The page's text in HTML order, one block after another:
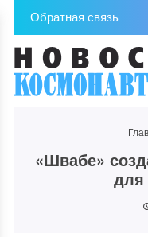
Обратная связь
«Швабе»
для